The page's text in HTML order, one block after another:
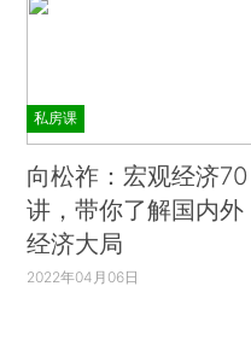
私房课
向松祚：宏观经济70
讲，带你了解国内外
经济大局
2022年04月06日